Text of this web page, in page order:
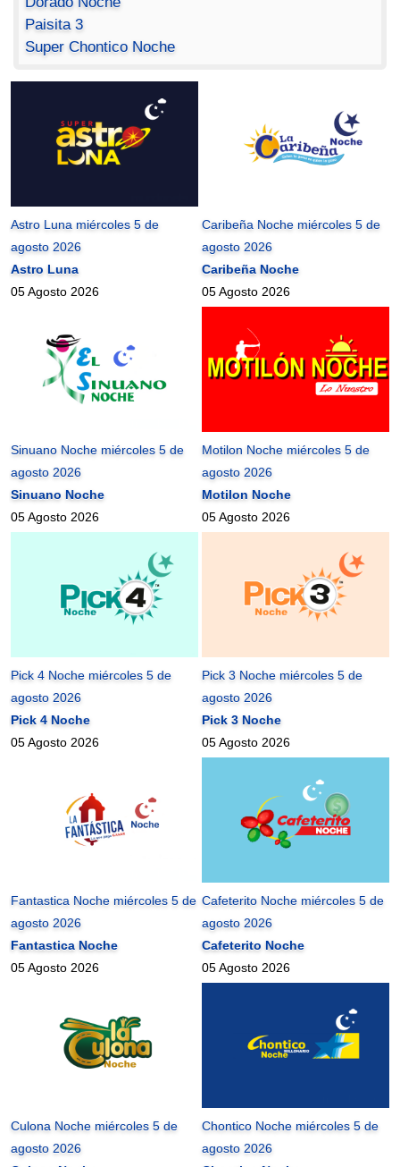
Paisita 3
Super Chontico Noche
Astro Luna miércoles 5 de
agosto 2026
Astro Luna
05 Agosto 2026
Caribeña Noche miércoles 5 de
agosto 2026
Caribeña Noche
05 Agosto 2026
Sinuano Noche miércoles 5 de
agosto 2026
Sinuano Noche
05 Agosto 2026
Motilon Noche miércoles 5 de
agosto 2026
Motilon Noche
05 Agosto 2026
Pick 4 Noche miércoles 5 de
agosto 2026
Pick 4 Noche
05 Agosto 2026
Pick 3 Noche miércoles 5 de
agosto 2026
Pick 3 Noche
05 Agosto 2026
Fantastica Noche miércoles 5 de
agosto 2026
Fantastica Noche
05 Agosto 2026
Cafeterito Noche miércoles 5 de
agosto 2026
Cafeterito Noche
05 Agosto 2026
Culona Noche miércoles 5 de
agosto 2026
Chontico Noche miércoles 5 de
agosto 2026